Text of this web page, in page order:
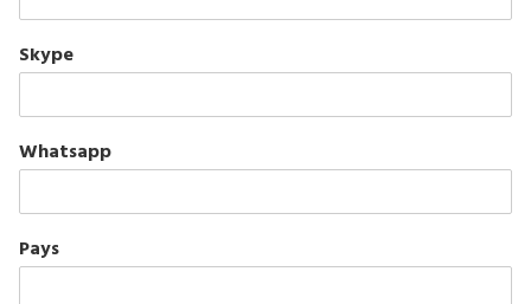
Skype
Whatsapp
Pays